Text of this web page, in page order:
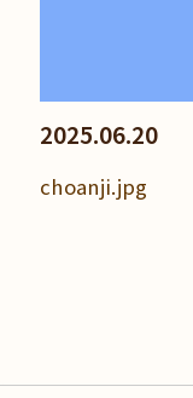
2025.06.20
choanji.jpg